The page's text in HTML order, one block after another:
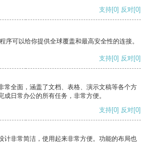
支持[0] 反对[0]
序可以给你提供全球覆盖和最高安全性的连接。
支持[0] 反对[0]
常全面，涵盖了文档、表格、演示文稿等各个方
成日常办公的所有任务，非常方便。
支持[0] 反对[0]
计非常简洁，使用起来非常方便。功能的布局也